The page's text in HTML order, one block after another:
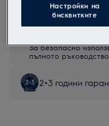
безопасност
За безопасно
пълното
2+3 години
Настройки на
бисквитките